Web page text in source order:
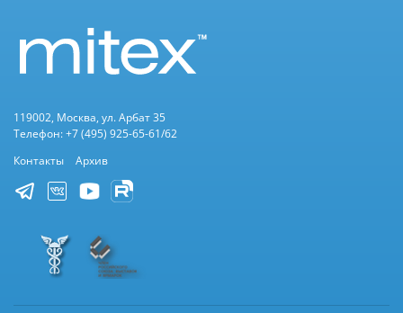
119002, Москва, ул. Арбат 35
Телефон: +7 (495) 925-65-61/62
Контакты
Архив